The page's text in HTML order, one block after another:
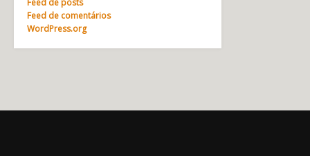
Feed de comentários
WordPress.org